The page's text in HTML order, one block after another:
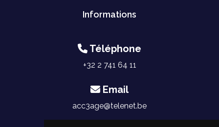
Informations
Téléphone
+32 2 741 64 11
Email
acc3age@telenet.be